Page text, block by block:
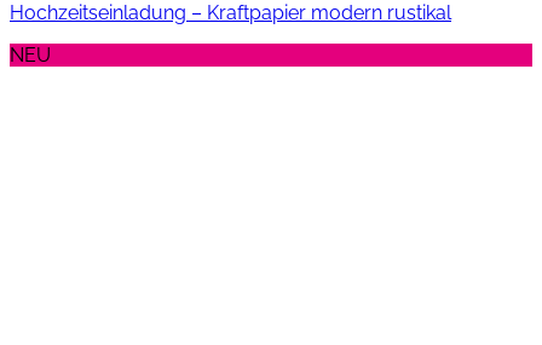
Hochzeitseinladung – Kraftpapier modern rustikal
NEU